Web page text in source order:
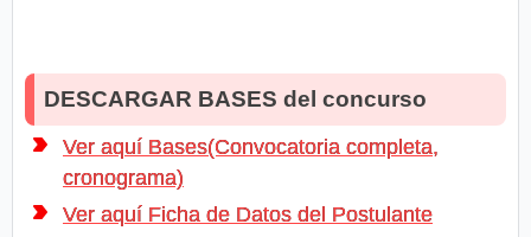
DESCARGAR BASES del concurso
Ver aquí Bases(Convocatoria completa,
cronograma)
Ver aquí Ficha de Datos del Postulante